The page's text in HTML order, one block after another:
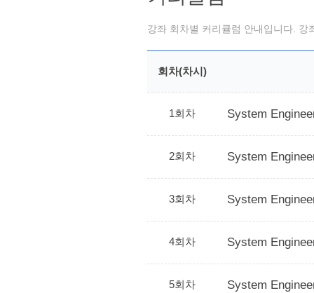
강좌 회차별 커리큘럼 안내입니다.
회차(차시)
1회차 System
2회차 System
3회차 System
4회차 System
5회차 System